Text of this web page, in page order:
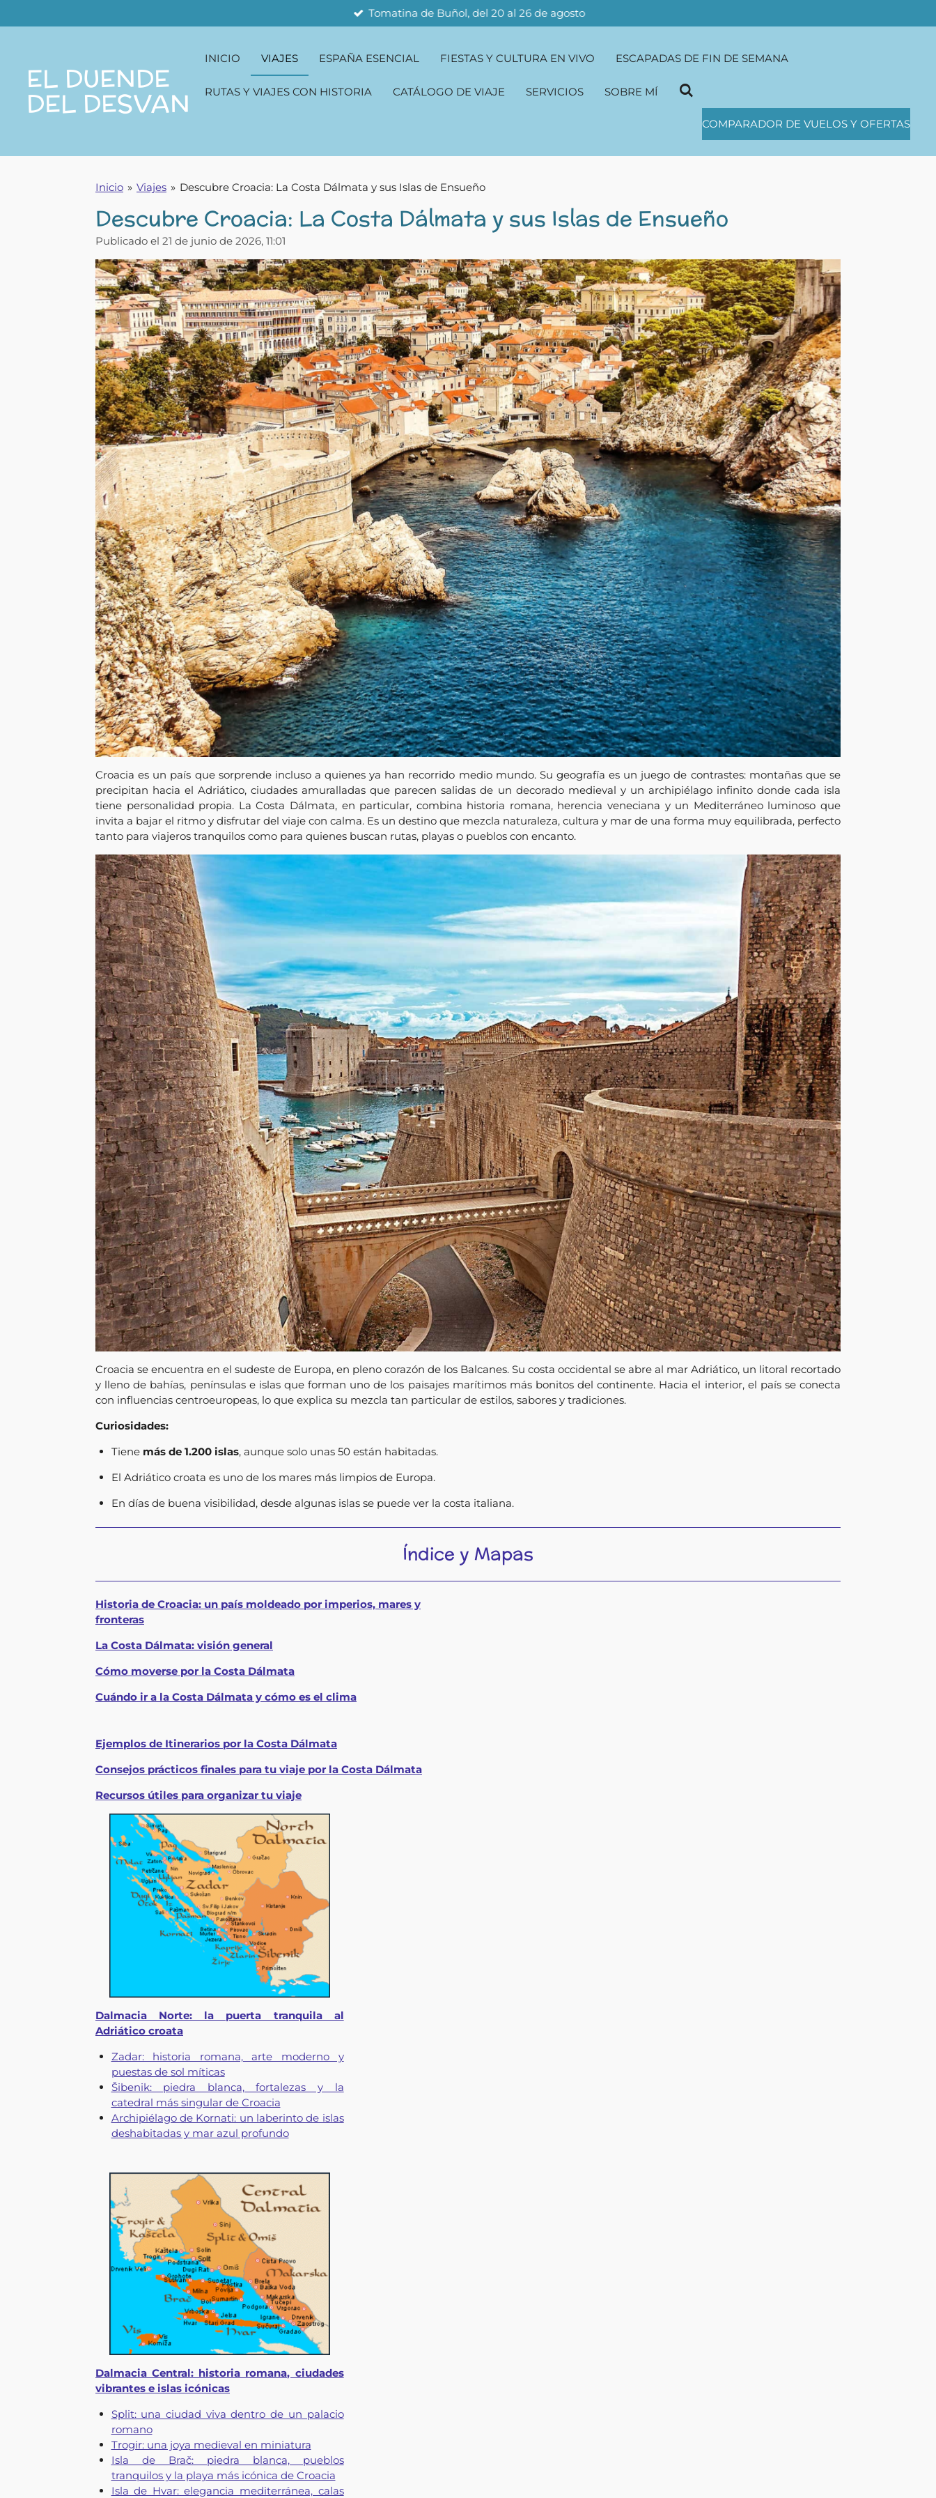
al
Tomatina de Buñol, del 20 al 26 de agosto
EL DUENDE
DEL DESVAN
INICIO VIAJES ESPAÑA ESENCIAL FIESTAS Y CULTURA EN VIVO ESCAPADAS DE FIN DE SEMANA
RUTAS Y VIAJES CON HISTORIA CATÁLOGO DE VIAJE SERVICIOS SOBRE MÍ
COMPARADOR DE VUELOS Y OFERTAS
Inicio » Viajes » Descubre Croacia: La Costa Dálmata y sus Islas de Ensueño
Descubre Croacia: La Costa Dálmata y sus Islas de Ensueño
Publicado el 21 de junio de 2026, 11:01
Croacia es un país que sorprende incluso a quienes ya han recorrido medio mundo. Su geografía es un juego de contrastes: montañas que se
precipitan hacia el Adriático, ciudades amuralladas que parecen salidas de un decorado medieval y un archipiélago infinito donde cada isla
tiene personalidad propia. La Costa Dálmata, en particular, combina historia romana, herencia veneciana y un Mediterráneo luminoso que
invita a bajar el ritmo y disfrutar del viaje con calma. Es un destino que mezcla naturaleza, cultura y mar de una forma muy equilibrada, perfecto
tanto para viajeros tranquilos como para quienes buscan rutas, playas o pueblos con encanto.
Croacia se encuentra en el sudeste de Europa, en pleno corazón de los Balcanes. Su costa occidental se abre al mar Adriático, un litoral recortado
y lleno de bahías, penínsulas e islas que forman uno de los paisajes marítimos más bonitos del continente. Hacia el interior, el país se conecta
con influencias centroeuropeas, lo que explica su mezcla tan particular de estilos, sabores y tradiciones.
Curiosidades:
Tiene más de 1.200 islas, aunque solo unas 50 están habitadas.
El Adriático croata es uno de los mares más limpios de Europa.
En días de buena visibilidad, desde algunas islas se puede ver la costa italiana.
Índice y Mapas
Historia de Croacia: un país moldeado por imperios, mares y
fronteras
La Costa Dálmata: visión general
Cómo moverse por la Costa Dálmata
Cuándo ir a la Costa Dálmata y cómo es el clima
Ejemplos de Itinerarios por la Costa Dálmata
Consejos prácticos finales para tu viaje por la Costa Dálmata
Recursos útiles para organizar tu viaje
Dalmacia Norte: la puerta tranquila al
Adriático croata
Zadar: historia romana, arte moderno y
puestas de sol míticas
Šibenik: piedra blanca, fortalezas y la
catedral más singular de Croacia
Archipiélago de Kornati: un laberinto de islas
deshabitadas y mar azul profundo
Dalmacia Central: historia romana, ciudades
vibrantes e islas icónicas
Split: una ciudad viva dentro de un palacio
romano
Trogir: una joya medieval en miniatura
Isla de Brač: piedra blanca, pueblos
tranquilos y la playa más icónica de Croacia
Isla de Hvar: elegancia mediterránea, calas